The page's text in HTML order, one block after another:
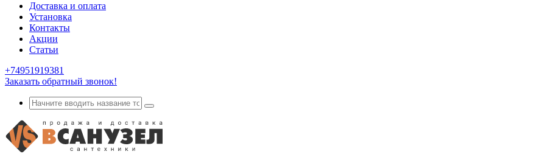
Доставка и оплата
Установка
Контакты
Акции
Статьи
+74951919381
Заказать обратный звонок!